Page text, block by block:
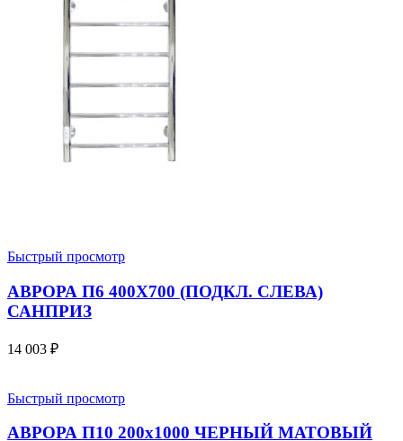
Быстрый просмотр
АВРОРА П6 400X700 (ПОДКЛ. СЛЕВА)
САНПРИЗ
14 003 ₽
Быстрый просмотр
АВРОРА П10 200х1000 ЧЕРНЫЙ МАТОВЫЙ